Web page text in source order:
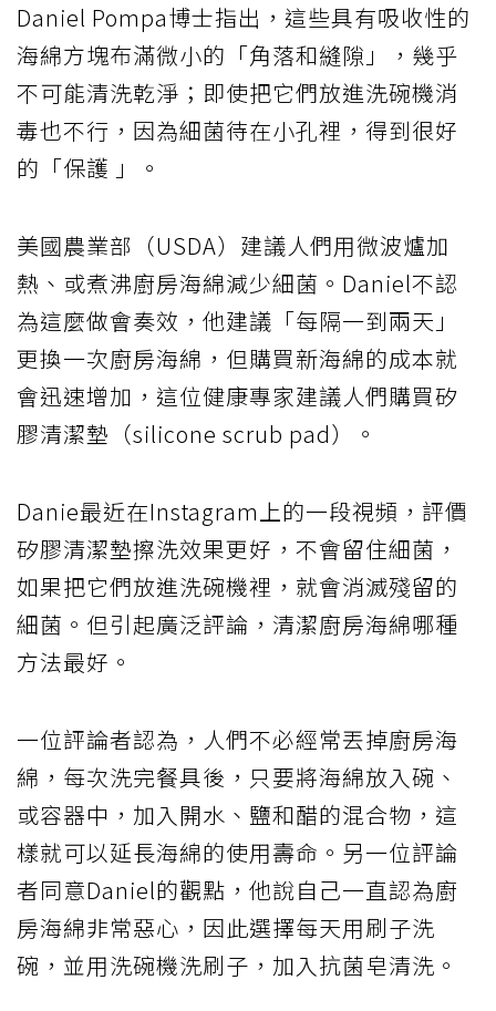
Daniel Pompa博士指出，這些具有吸收性的
海綿方塊布滿微小的「角落和縫隙」，幾乎
不可能清洗乾淨；即使把它們放進洗碗機消
毒也不行，因為細菌待在小孔裡，得到很好
的「保護 」。
美國農業部（USDA）建議人們用微波爐加
熱、或煮沸廚房海綿減少細菌。Daniel不認
為這麼做會奏效，他建議「每隔一到兩天」
更換一次廚房海綿，但購買新海綿的成本就
會迅速增加，這位健康專家建議人們購買矽
膠清潔墊（silicone scrub pad）。
Danie最近在Instagram上的一段視頻，評價
矽膠清潔墊擦洗效果更好，不會留住細菌，
如果把它們放進洗碗機裡，就會消滅殘留的
細菌。但引起廣泛評論，清潔廚房海綿哪種
方法最好。
一位評論者認為，人們不必經常丟掉廚房海
綿，每次洗完餐具後，只要將海綿放入碗、
或容器中，加入開水、鹽和醋的混合物，這
樣就可以延長海綿的使用壽命。另一位評論
者同意Daniel的觀點，他說自己一直認為廚
房海綿非常惡心，因此選擇每天用刷子洗
碗，並用洗碗機洗刷子，加入抗菌皂清洗。